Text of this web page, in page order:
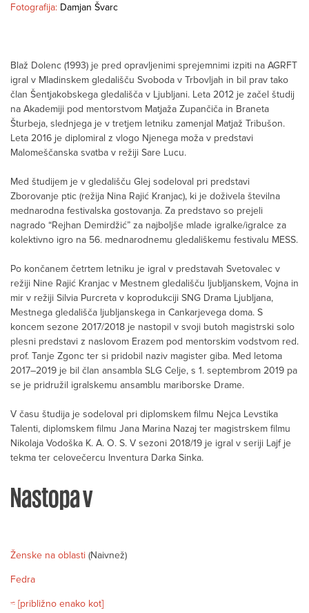
Blaž Dolenc (1993) je pred opravljenimi sprejemnimi izpiti na AGRFT
igral v Mladinskem gledališču Svoboda v Trbovljah in bil prav tako
član Šentjakobskega gledališča v Ljubljani. Leta 2012 je začel študij
na Akademiji pod mentorstvom Matjaža Zupančiča in Braneta
Šturbeja, slednjega je v tretjem letniku zamenjal Matjaž Tribušon.
Leta 2016 je diplomiral z vlogo Njenega moža v predstavi
Malomeščanska svatba v režiji Sare Lucu.
Med študijem je v gledališču Glej sodeloval pri predstavi
Zborovanje ptic (režija Nina Rajić Kranjac), ki je doživela številna
mednarodna festivalska gostovanja. Za predstavo so prejeli
nagrado “Rejhan Demirdžić” za najboljše mlade igralke/igralce za
kolektivno igro na 56. mednarodnemu gledališkemu festivalu MESS.
Po končanem četrtem letniku je igral v predstavah Svetovalec v
režiji Nine Rajić Kranjac v Mestnem gledališču ljubljanskem, Vojna in
mir v režiji Silvia Purcreta v koprodukciji SNG Drama Ljubljana,
Mestnega gledališča ljubljanskega in Cankarjevega doma. S
koncem sezone 2017/2018 je nastopil v svoji butoh magistrski solo
plesni predstavi z naslovom Erazem pod mentorskim vodstvom red.
prof. Tanje Zgonc ter si pridobil naziv magister giba. Med letoma
2017–2019 je bil član ansambla SLG Celje, s 1. septembrom 2019 pa
se je pridružil igralskemu ansamblu mariborske Drame.
V času študija je sodeloval pri diplomskem filmu Nejca Levstika
Talenti, diplomskem filmu Jana Marina Nazaj ter magistrskem filmu
Nikolaja Vodoška K. A. O. S. V sezoni 2018/19 je igral v seriji Lajf je
tekma ter celovečercu Inventura Darka Sinka.
Fotografija: Damjan Švarc
Nastopa v
Ženske na oblasti (Naivnež)
Fedra
≈ [približno enako kot]